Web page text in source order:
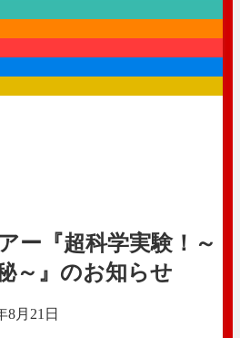
ー『超科学実験！～
～』のお知らせ
8月21日